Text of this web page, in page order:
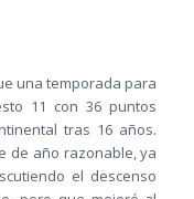
una temporada para
11 con 36 puntos
tras 16 años.
de año razonable, ya
el descenso